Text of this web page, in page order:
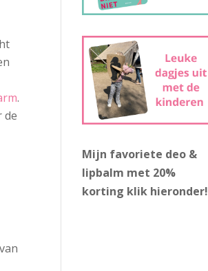
.
de
Mijn favoriete deo &
lipbalm met 20%
korting klik hieronder!